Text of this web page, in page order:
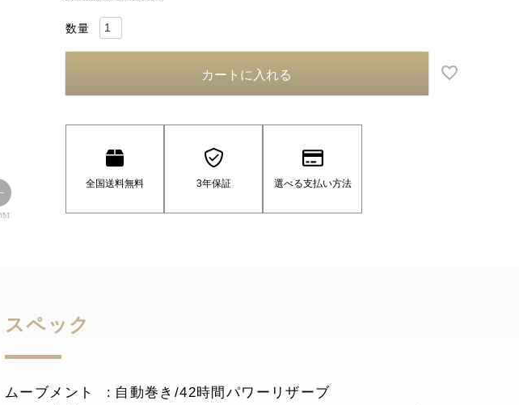
カートに入れる
全国送料無料 3年保証 選べる支払い方法
スペック
ムーブメント
自動巻き/42時間パワーリザーブ